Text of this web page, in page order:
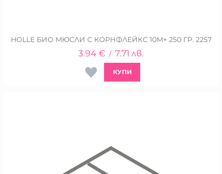
HOLLE БИО МЮСЛИ С КОРНФЛЕЙКС 10М+ 250 ГР. 2257
3.94€ / 7.71 лв.
КУПИ